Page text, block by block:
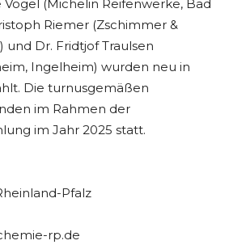
(Michelin Reifenwerke, Bad
Riemer (Zschimmer &
und Dr. Fridtjof Traulsen
Ingelheim) wurden neu in
Die turnusgemäßen
im Rahmen der
im Jahr 2025 statt.
Pfalz
rp.de